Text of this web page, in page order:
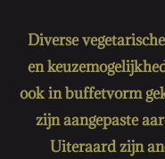
Diverse
en
ook in buffetvorm
zijn aangepaste
Uiteraard zijn